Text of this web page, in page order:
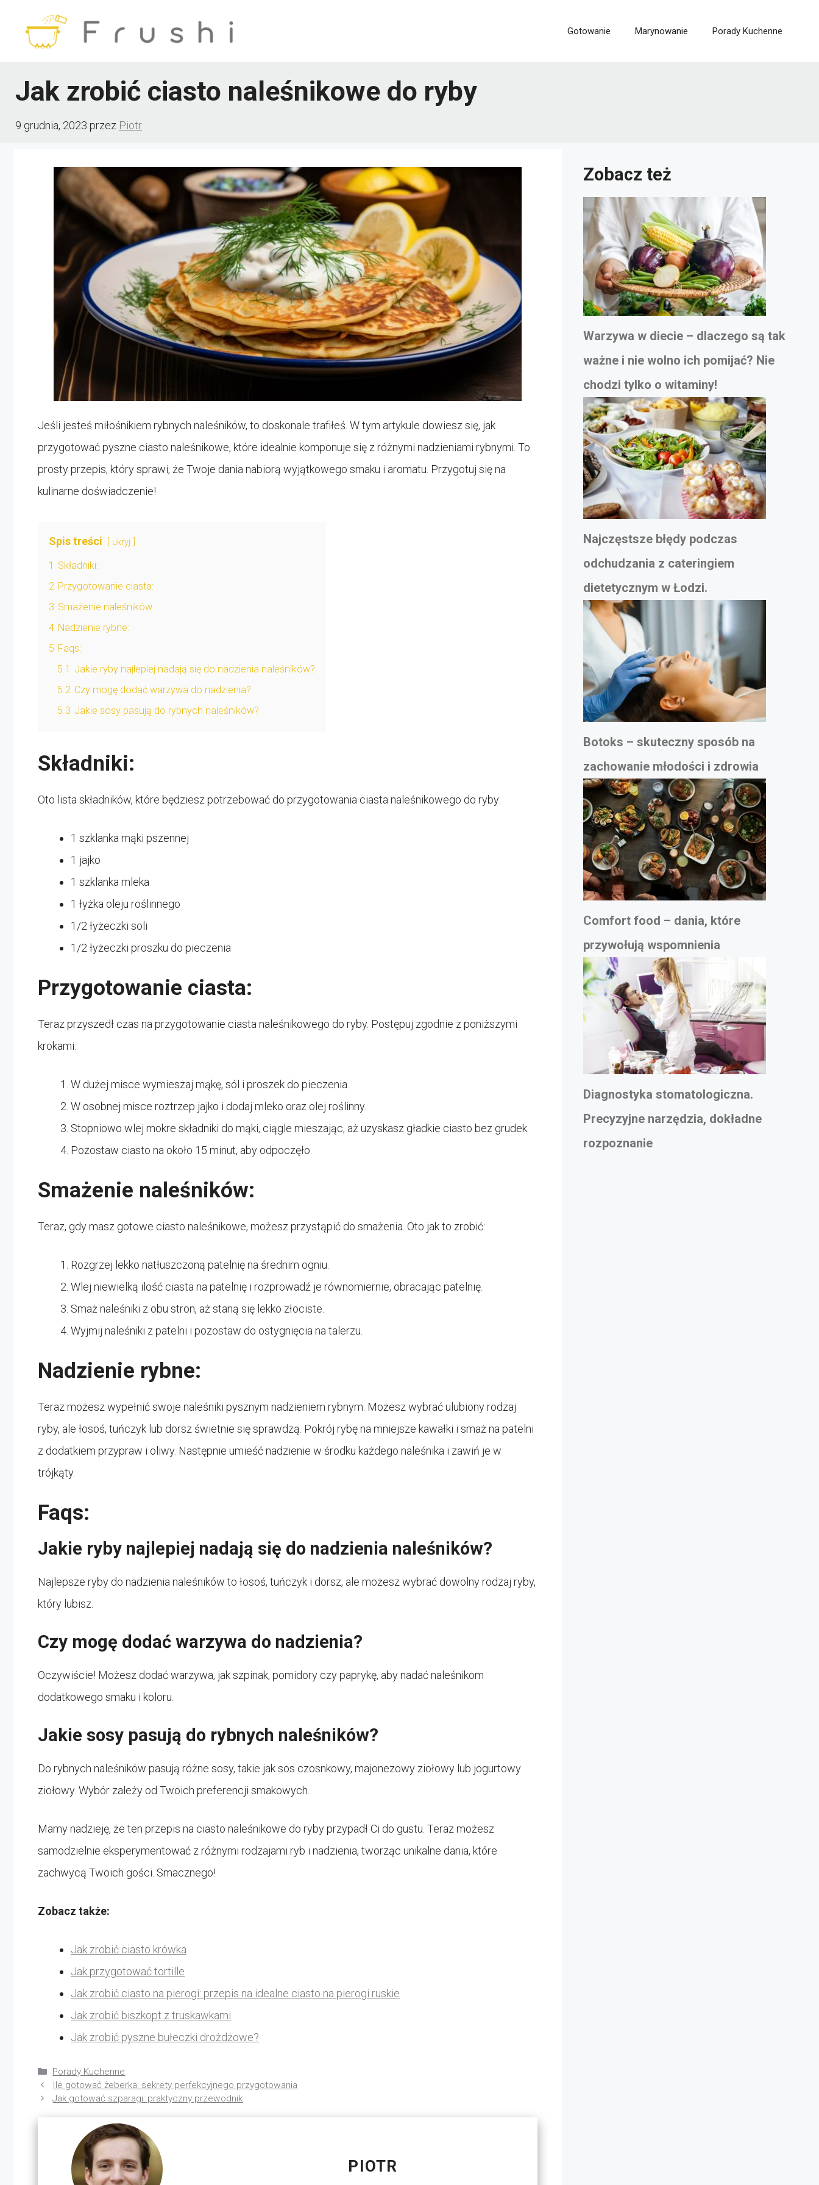
Gotowanie Marynowanie Porady Kuchenne
Jak zrobić ciasto naleśnikowe do ryby
9 grudnia, 2023 przez Piotr
Jeśli jesteś miłośnikiem rybnych naleśników, to doskonale trafiłeś. W tym artykule dowiesz się, jak
przygotować pyszne ciasto naleśnikowe, które idealnie komponuje się z różnymi nadzieniami rybnymi. To
prosty przepis, który sprawi, że Twoje dania nabiorą wyjątkowego smaku i aromatu. Przygotuj się na
kulinarne doświadczenie!
Spis treści ukryj
1 Składniki:
2 Przygotowanie ciasta:
3 Smażenie naleśników:
4 Nadzienie rybne:
5 Faqs:
5.1 Jakie ryby najlepiej nadają się do nadzienia naleśników?
5.2 Czy mogę dodać warzywa do nadzienia?
5.3 Jakie sosy pasują do rybnych naleśników?
Składniki:
Oto lista składników, które będziesz potrzebować do przygotowania ciasta naleśnikowego do ryby:
1 szklanka mąki pszennej
1 jajko
1 szklanka mleka
1 łyżka oleju roślinnego
1/2 łyżeczki soli
1/2 łyżeczki proszku do pieczenia
Przygotowanie ciasta:
Teraz przyszedł czas na przygotowanie ciasta naleśnikowego do ryby. Postępuj zgodnie z poniższymi
krokami:
W dużej misce wymieszaj mąkę, sól i proszek do pieczenia.
W osobnej misce roztrzep jajko i dodaj mleko oraz olej roślinny.
Stopniowo wlej mokre składniki do mąki, ciągle mieszając, aż uzyskasz gładkie ciasto bez grudek.
Pozostaw ciasto na około 15 minut, aby odpoczęło.
Smażenie naleśników:
Teraz, gdy masz gotowe ciasto naleśnikowe, możesz przystąpić do smażenia. Oto jak to zrobić:
Rozgrzej lekko natłuszczoną patelnię na średnim ogniu.
Wlej niewielką ilość ciasta na patelnię i rozprowadź je równomiernie, obracając patelnię.
Smaż naleśniki z obu stron, aż staną się lekko złociste.
Wyjmij naleśniki z patelni i pozostaw do ostygnięcia na talerzu.
Nadzienie rybne:
Teraz możesz wypełnić swoje naleśniki pysznym nadzieniem rybnym. Możesz wybrać ulubiony rodzaj
ryby, ale łosoś, tuńczyk lub dorsz świetnie się sprawdzą. Pokrój rybę na mniejsze kawałki i smaż na patelni
z dodatkiem przypraw i oliwy. Następnie umieść nadzienie w środku każdego naleśnika i zawiń je w
trójkąty.
Faqs:
Jakie ryby najlepiej nadają się do nadzienia naleśników?
Najlepsze ryby do nadzienia naleśników to łosoś, tuńczyk i dorsz, ale możesz wybrać dowolny rodzaj ryby,
który lubisz.
Czy mogę dodać warzywa do nadzienia?
Oczywiście! Możesz dodać warzywa, jak szpinak, pomidory czy paprykę, aby nadać naleśnikom
dodatkowego smaku i koloru.
Jakie sosy pasują do rybnych naleśników?
Do rybnych naleśników pasują różne sosy, takie jak sos czosnkowy, majonezowy ziołowy lub jogurtowy
ziołowy. Wybór zależy od Twoich preferencji smakowych.
Mamy nadzieję, że ten przepis na ciasto naleśnikowe do ryby przypadł Ci do gustu. Teraz możesz
samodzielnie eksperymentować z różnymi rodzajami ryb i nadzienia, tworząc unikalne dania, które
zachwycą Twoich gości. Smacznego!
Zobacz także:
Jak zrobić ciasto krówka
Jak przygotować tortille
Jak zrobić ciasto na pierogi: przepis na idealne ciasto na pierogi ruskie
Jak zrobić biszkopt z truskawkami
Jak zrobić pyszne bułeczki drożdżowe?
Kategorie
Porady Kuchenne
Ile gotować żeberka: sekrety perfekcyjnego przygotowania
Jak gotować szparagi: praktyczny przewodnik
PIOTR
Zobacz też
Warzywa w diecie – dlaczego są tak
ważne i nie wolno ich pomijać? Nie
chodzi tylko o witaminy!
Najczęstsze błędy podczas
odchudzania z cateringiem
dietetycznym w Łodzi.
Botoks – skuteczny sposób na
zachowanie młodości i zdrowia
Comfort food – dania, które
przywołują wspomnienia
Diagnostyka stomatologiczna.
Precyzyjne narzędzia, dokładne
rozpoznanie